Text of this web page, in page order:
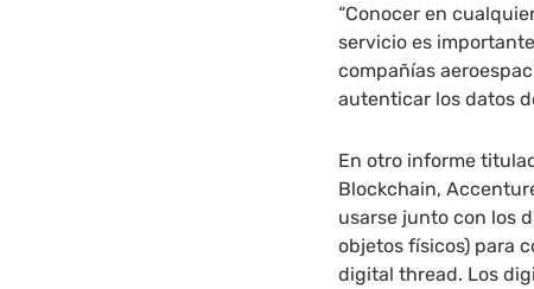
“Conocer en
servicio es
compañías
autenticar los datos
En otro informe
Blockchain,
usarse junto con los
objetos físicos) para
digital thread. Los